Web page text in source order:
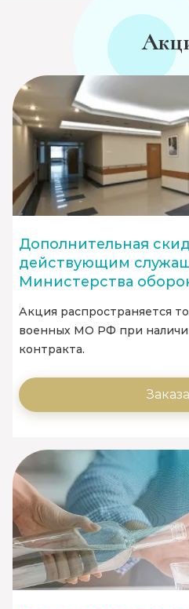
Дополнительная
действующим
Министерства
Акция распространяется
военных МО РФ при
контракта.